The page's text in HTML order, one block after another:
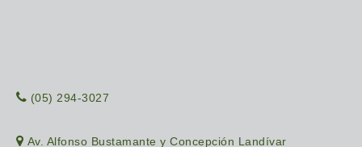
(05) 294-3027
Av. Alfonso Bustamante y Concepción Landívar